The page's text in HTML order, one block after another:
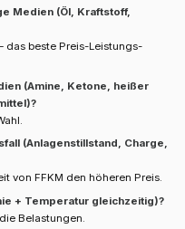
Medien (Öl, Kraftstoff,
das beste Preis-Leistungs-
(Amine, Ketone, heißer
(Anlagenstillstand, Charge,
von FFKM den höheren Preis.
+ Temperatur gleichzeitig)?
Belastungen.